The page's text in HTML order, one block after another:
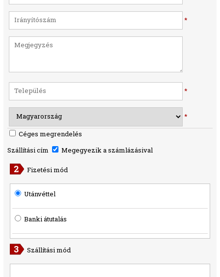
*
*
*
Céges megrendelés
Szállítási cím
Megegyezik a számlázásival
Fizetési mód
Utánvéttel
Banki átutalás
Szállítási mód